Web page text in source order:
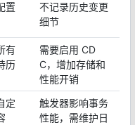
置
不记录历史变更
细节
有
历
需要启用 CD
C，增加存储和
性能开销
定
触发器影响事务
性能，需维护日